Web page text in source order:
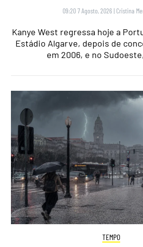
09:20 7 Agosto, 2026 | Cristina
Kanye West regressa hoje a
Estádio Algarve, depois de
em 2006, e no
TEMPO